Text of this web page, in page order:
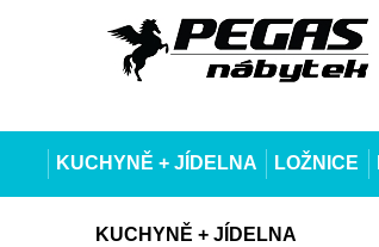
KUCHYNĚ + JÍDELNA LOŽNICE
KUCHYNĚ + JÍDELNA